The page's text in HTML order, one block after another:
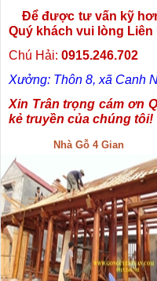
Để được tư vấn kỹ
Quý khách vui lòng Liên
Chú Hải: 0915.246.702
Xưởng: Thôn 8, xã Canh
Xin Trân trọng cám ơn
kẻ truyền của chúng tôi!
Nhà Gỗ 4 Gian